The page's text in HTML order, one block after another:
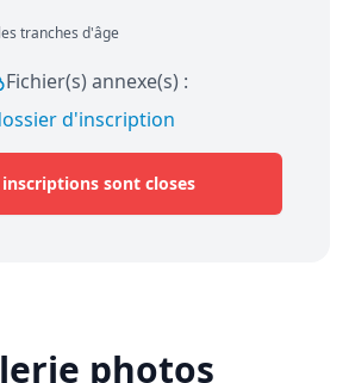
tranches d'âge
Fichier(s) annexe(s) :
d'inscription
inscriptions sont closes
photos